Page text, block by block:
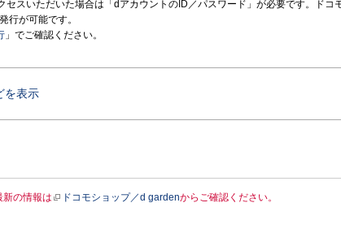
スいただいた場合は「dアカウントのID／パスワード」が必要です。ドコ
行が可能です。
」でご確認ください。
を表示
の情報は ドコモショップ／d gardenからご確認ください。